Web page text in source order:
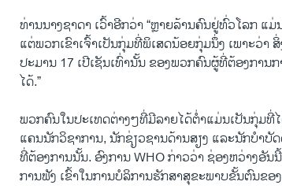
ທ່ານນາງຊາດາ ເວົ້າອີກວ່າ “ຫຼາຍລ້ານຄົນຢູ່ທົ່ວໂລກ
ແຕ່ພວກເຂົາເຈົ້າເປັນກຸ່ມທີ່ພິເສດນ້ອຍກຸ່ມນຶ່ງ ເພາະວ່າ
ປະມານ 17 ເປີເຊັນເທົ່ານັ້ນ ຂອງພວກຄົນຜູ້ທີ່ຕ້ອງການ
ໄດ້.”
ພວກຄົນໃນປະເທດຕ່າງໆທີ່ມີລາຍໄດ້ຕ່ຳແມ່ນເປັນກຸ່ມ
ແຄນນັກວິຊາການ, ນັກຊ່ຽວຊານດ້ານສຽງ ແລະນັກບຳ
ທີ່ຕ້ອງການນັ້ນ. ອົງການ WHO ກ່າວວ່າ ຊ່ອງຫວ່າງອັ
ການຟັງ ເຂົ້າໃນການບໍລິການຮັກສາສຸຂະພາບຂັ້ນຕົນຂອ